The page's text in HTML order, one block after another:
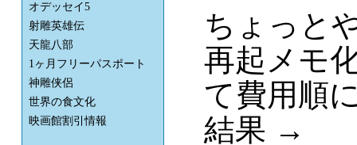
ちょっと
再起メモ
て費用順
結果 →
オデッセイ5
射雕英雄伝
天龍八部
1ヶ月フリーパスポート
神雕侠侶
世界の食文化
映画館割引情報